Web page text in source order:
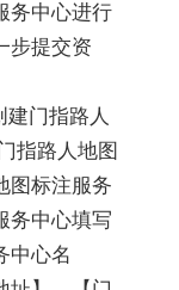
务中心进行
步提交资
门指路人
指路人地图
图标注服务
务中心填写
中心名